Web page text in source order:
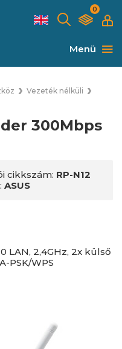
0
Menü
Vezeték nélküli
300Mbps
cikkszám: RP-N12
ASUS
LAN, 2,4GHz, 2x külső
PSK/WPS